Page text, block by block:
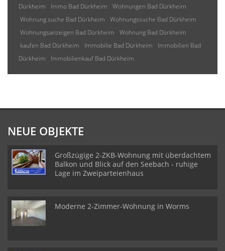
Dürkheim
Immo Bad Dürkheim
Wohnungen Bad Dürkheim
Wohnung suche Bad Dürkheim
Wohnungssuche Bad Dürkheim
Wohnungsanzeigen Bad Dürkheim
Wohnung Bad Dürkheim
kaufen Bad Dürkheim
Immobilie Bad Dürkheim
Immobilien Bad
Dürkheim
Immobilienkauf Bad Dürkheim
NEUE OBJEKTE
Großzügige 2-ZKB-Wohnung mit überdachtem
Balkon und Blick auf den Seebach - ruhige
Lage im Zweiparteienhaus
Moderne 2-Zimmer-Wohnung in Worms